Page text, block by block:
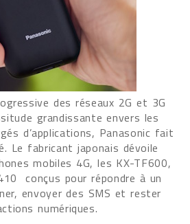
des réseaux 2G et 3G
grandissante envers les
d’applications, Panasonic fait
Le fabricant japonais dévoile
mobiles 4G, les KX-TF600,
conçus pour répondre à un
envoyer des SMS et rester
numériques.